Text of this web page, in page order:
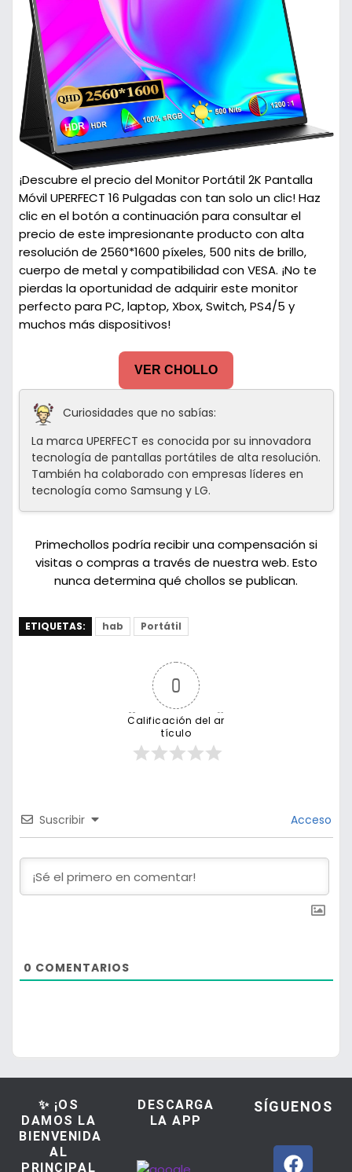
¡Descubre el precio del Monitor Portátil 2K Pantalla
Móvil UPERFECT 16 Pulgadas con tan solo un clic! Haz
clic en el botón a continuación para consultar el
precio de este impresionante producto con alta
resolución de 2560*1600 píxeles, 500 nits de brillo,
cuerpo de metal y compatibilidad con VESA. ¡No te
pierdas la oportunidad de adquirir este monitor
perfecto para PC, laptop, Xbox, Switch, PS4/5 y
muchos más dispositivos!
VER CHOLLO
Curiosidades que no sabías:
La marca UPERFECT es conocida por su innovadora
tecnología de pantallas portátiles de alta resolución.
También ha colaborado con empresas líderes en
tecnología como Samsung y LG.
Primechollos podría recibir una compensación si
visitas o compras a través de nuestra web. Esto
nunca determina qué chollos se publican.
ETIQUETAS: hab Portátil
0
Calificación del ar
tículo
Suscribir Acceso
0 COMENTARIOS
✨ ¡OS
DAMOS LA
BIENVENIDA
AL
PRINCIPAL
DESCARGA
LA APP
SÍGUENOS